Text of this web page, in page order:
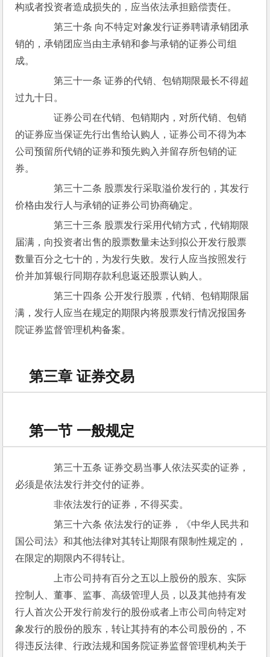
构或者投资者造成损失的，应当依法承担赔偿责任。
第三十条 向不特定对象发行证券聘请承销团承
销的，承销团应当由主承销和参与承销的证券公司组
成。
第三十一条 证券的代销、包销期限最长不得超
过九十日。
证券公司在代销、包销期内，对所代销、包销
的证券应当保证先行出售给认购人，证券公司不得为本
公司预留所代销的证券和预先购入并留存所包销的证
券。
第三十二条 股票发行采取溢价发行的，其发行
价格由发行人与承销的证券公司协商确定。
第三十三条 股票发行采用代销方式，代销期限
届满，向投资者出售的股票数量未达到拟公开发行股票
数量百分之七十的，为发行失败。发行人应当按照发行
价并加算银行同期存款利息返还股票认购人。
第三十四条 公开发行股票，代销、包销期限届
满，发行人应当在规定的期限内将股票发行情况报国务
院证券监督管理机构备案。
第三章 证券交易
第一节 一般规定
第三十五条 证券交易当事人依法买卖的证券，
必须是依法发行并交付的证券。
非依法发行的证券，不得买卖。
第三十六条 依法发行的证券，《中华人民共和
国公司法》和其他法律对其转让期限有限制性规定的，
在限定的期限内不得转让。
上市公司持有百分之五以上股份的股东、实际
控制人、董事、监事、高级管理人员，以及其他持有发
行人首次公开发行前发行的股份或者上市公司向特定对
象发行的股份的股东，转让其持有的本公司股份的，不
得违反法律、行政法规和国务院证券监督管理机构关于